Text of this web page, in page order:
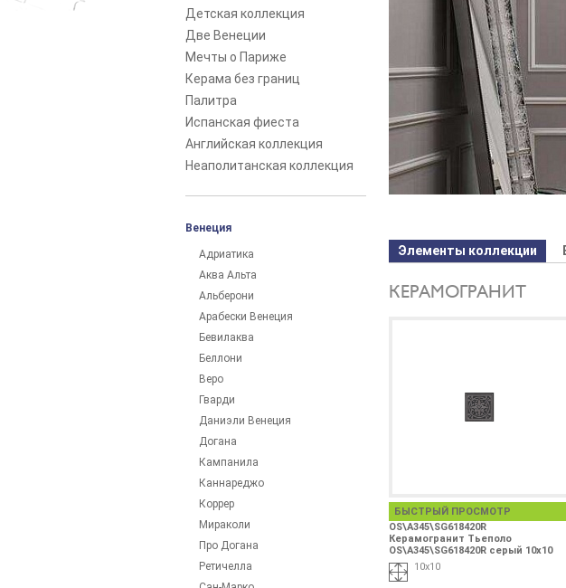
Детская коллекция
Две Венеции
Мечты о Париже
Керама без границ
Палитра
Испанская фиеста
Английская коллекция
Неаполитанская коллекция
Венеция
Адриатика
Аква Альта
Альберони
Арабески Венеция
Бевилаква
Беллони
Веро
Гварди
Даниэли Венеция
Догана
Кампанила
Каннареджо
Коррер
Мираколи
Про Догана
Ретичелла
Элементы коллекции
КЕРАМОГРАНИТ
БЫСТРЫЙ ПРОСМОТР
OS\A345\SG618420R
Керамогранит Тьеполо
OS\A345\SG618420R серый 10х10
10х10